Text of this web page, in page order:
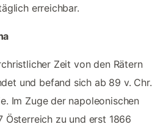
erreichbar.
Zeit von den Rätern
und befand sich ab 89 v. Chr.
Im Zuge der napoleonischen
Österreich zu und erst 1866